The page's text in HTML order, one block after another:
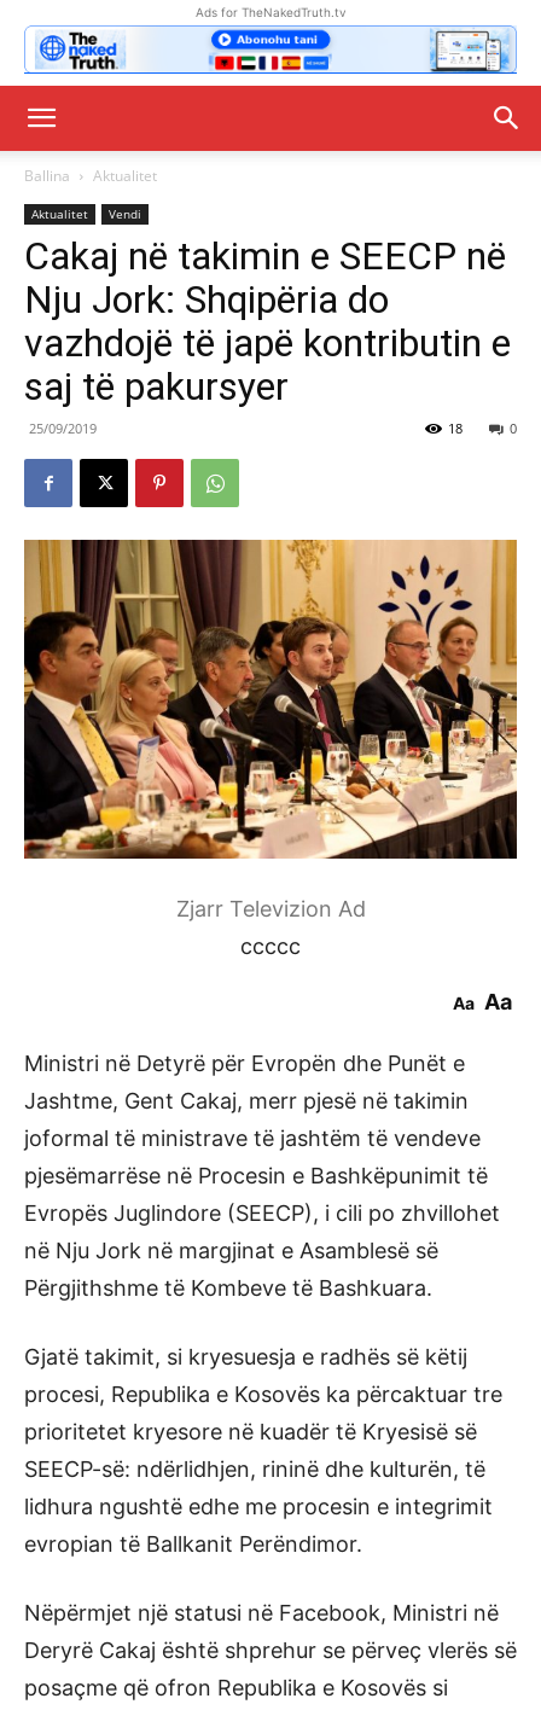
Ads for TheNakedTruth.tv
Ballina Aktualitet
Aktualitet Vendi
Cakaj në takimin e SEECP në
Nju Jork: Shqipëria do
vazhdojë të japë kontributin e
saj të pakursyer
25/09/2019 0
18
Zjarr Televizion Ad
ccccc
Aa Aa
Ministri në Detyrë për Evropën dhe Punët e
Jashtme, Gent Cakaj, merr pjesë në takimin
joformal të ministrave të jashtëm të vendeve
pjesëmarrëse në Procesin e Bashkëpunimit të
Evropës Juglindore (SEECP), i cili po zhvillohet
në Nju Jork në margjinat e Asamblesë së
Përgjithshme të Kombeve të Bashkuara.
Gjatë takimit, si kryesuesja e radhës së këtij
procesi, Republika e Kosovës ka përcaktuar tre
prioritetet kryesore në kuadër të Kryesisë së
SEECP-së: ndërlidhjen, rininë dhe kulturën, të
lidhura ngushtë edhe me procesin e integrimit
evropian të Ballkanit Perëndimor.
Nëpërmjet një statusi në Facebook, Ministri në
Deryrë Cakaj është shprehur se përveç vlerës së
posaçme që ofron Republika e Kosovës si